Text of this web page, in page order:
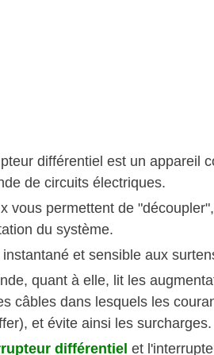
différentiel est un appareil
de circuits électriques.
vous permettent de
du système.
et sensible aux
quant à elle, lit les
câbles dans lesquels les
et évite ainsi les surcharges.
différentiel et